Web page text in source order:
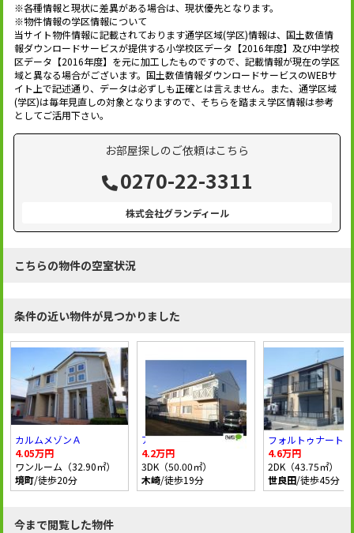
※各種情報と現状に差異がある場合は、現状優先となります。
※物件情報の学区情報について
当サイト物件情報に記載されております通学区域(学区)情報は、国土数値情
報ダウンロードサービスが提供する小学校区データ【2016年度】及び中学校
区データ【2016年度】を元に加工したものですので、記載情報が現在の学区
域と異なる場合がございます。国土数値情報ダウンロードサービスのWEBサ
イト上で記述通り、データは必ずしも正確とは言えません。また、通学区域
(学区)は毎年見直しの対象となりますので、そちらを踏まえ学区情報は参考
としてご活用下さい。
お部屋探しのご依頼はこちら
0270-22-3311
株式会社グランディール
こちらの物件の空室状況
条件の近い物件が見つかりました
カルムメゾンＡ
4.05万円
ワンルーム（32.90㎡）
境町/徒歩20分
アネックス
4.2万円
3DK（50.00㎡）
木崎/徒歩19分
フォルトゥナート
4.6万円
2DK（43.75㎡）
世良田/徒歩45分
今まで閲覧した物件